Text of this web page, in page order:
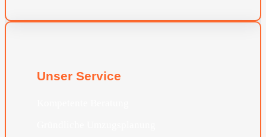
Unser Service